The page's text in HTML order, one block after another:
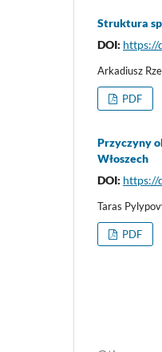
Struktura
DOI: https://
Arkadiusz
PDF
Przyczyny
Włoszech
DOI: https://
Taras
PDF